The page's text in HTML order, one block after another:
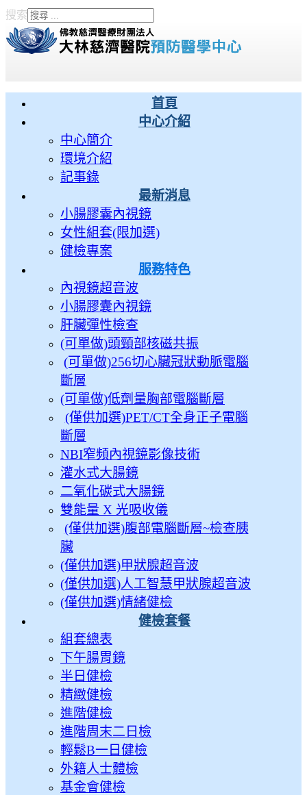
搜索
Type 2 or more characters
for results.
首頁
中心介紹
中心簡介
環境介紹
記事錄
最新消息
小腸膠囊內視鏡
女性組套(限加選)
健檢專案
服務特色
內視鏡超音波
小腸膠囊內視鏡
肝臟彈性檢查
(可單做)頭頸部核磁共振
(可單做)256切心臟冠狀動脈電腦
斷層
(可單做)低劑量胸部電腦斷層
(僅供加選)PET/CT全身正子電腦
斷層
NBI窄頻內視鏡影像技術
灌水式大腸鏡
二氧化碳式大腸鏡
雙能量 X 光吸收儀
(僅供加選)腹部電腦斷層~檢查胰
臟
(僅供加選)甲狀腺超音波
(僅供加選)人工智慧甲狀腺超音波
(僅供加選)情緒健檢
健檢套餐
組套總表
下午腸胃鏡
半日健檢
精緻健檢
進階健檢
進階周末二日檢
輕鬆B一日健檢
外籍人士體檢
基金會健檢